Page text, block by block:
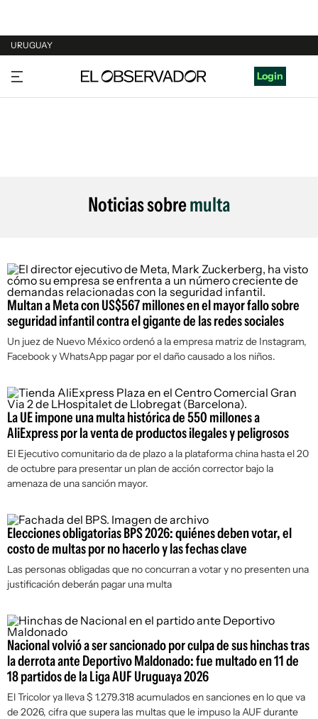
URUGUAY
URUGUAY
ARGENTINA
Login
Noticias sobremulta
Multan a Meta con US$567 millones en el mayor fallo sobre
seguridad infantil contra el gigante de las redes sociales
Un juez de Nuevo México ordenó a la empresa matriz de Instagram,
Facebook y WhatsApp pagar por el daño causado a los niños.
La UE impone una multa histórica de 550 millones a
AliExpress por la venta de productos ilegales y peligrosos
El Ejecutivo comunitario da de plazo a la plataforma china hasta el 20
de octubre para presentar un plan de acción corrector bajo la
amenaza de una sanción mayor.
Elecciones obligatorias BPS 2026: quiénes deben votar, el
costo de multas por no hacerlo y las fechas clave
Las personas obligadas que no concurran a votar y no presenten una
justificación deberán pagar una multa
Nacional volvió a ser sancionado por culpa de sus hinchas tras
la derrota ante Deportivo Maldonado: fue multado en 11 de
18 partidos de la Liga AUF Uruguaya 2026
El Tricolor ya lleva $ 1.279.318 acumulados en sanciones en lo que va
de 2026, cifra que supera las multas que le impuso la AUF durante